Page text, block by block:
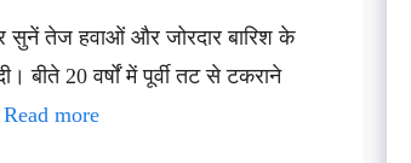
सुनें तेज हवाओं और जोरदार बारिश के
20 वर्षों में पूर्वी तट से टकराने
Read more